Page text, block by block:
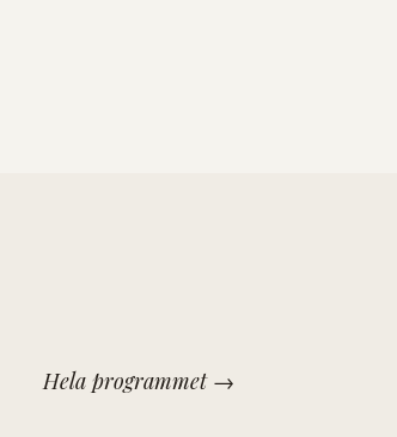
Hela programmet →